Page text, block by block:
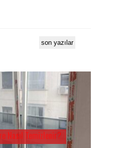
son yazılar
Nasıl Temizlenir?